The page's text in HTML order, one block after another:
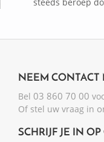
NEEM CONTACT
Bel 03 860 70 00
Of stel uw vraag in
SCHRIJF JE IN